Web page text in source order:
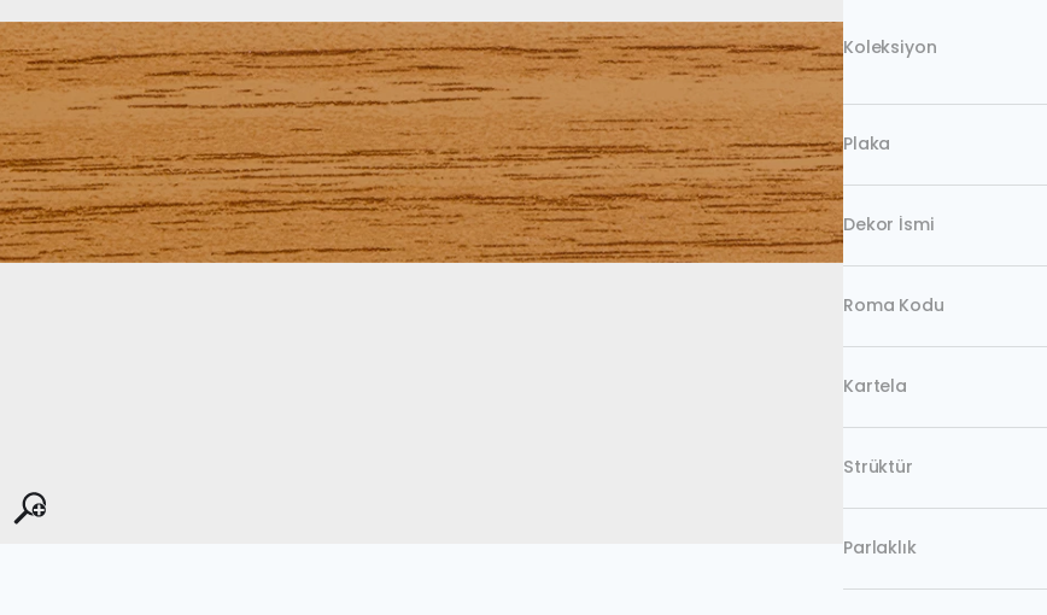
Koleksiyon
Plaka
Dekor İsmi
Roma Kodu
Kartela
Strüktür
Parlaklık